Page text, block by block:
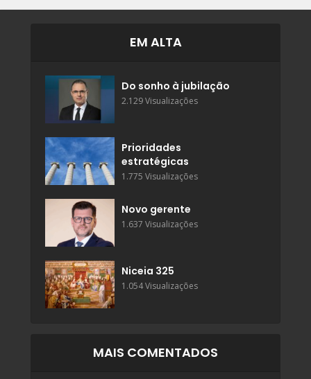
EM ALTA
Do sonho à jubilação
2.129 Visualizações
Prioridades
estratégicas
1.775 Visualizações
Novo gerente
1.637 Visualizações
Niceia 325
1.054 Visualizações
MAIS COMENTADOS